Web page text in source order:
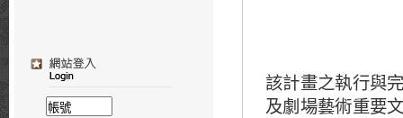
該計畫之執行與
及劇場藝術重要